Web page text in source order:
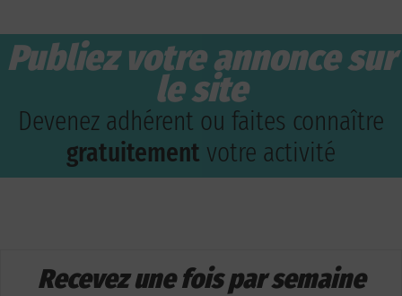
Publiez votre annonce sur
le site
Devenez adhérent ou faites connaître
gratuitement votre activité
Recevez une fois par semaine